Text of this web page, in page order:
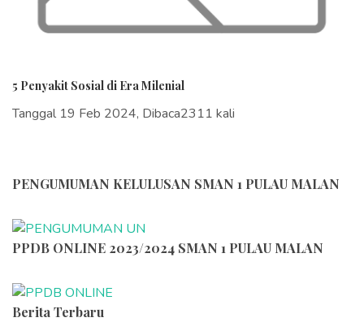
PENGUMUMAN KELULUSAN SMAN 1 PULAU MALAN
PPDB ONLINE 2023/2024 SMAN 1 PULAU MALAN
Berita Terbaru
5 Penyakit Sosial di Era Milenial
Tanggal 19 Feb 2024, Dibaca2311 kali